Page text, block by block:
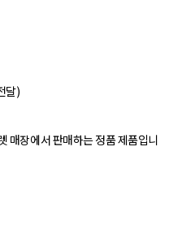
달)
매장에서 판매하는 정품 제품입니